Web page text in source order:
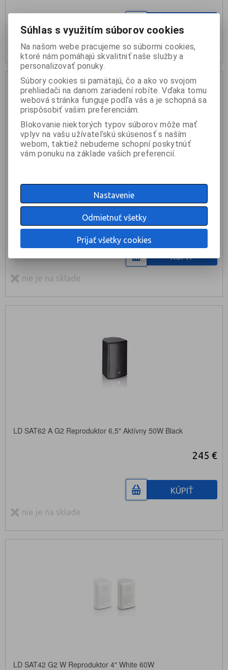
skladom: 1ks
LD SAT62 A G2 W Reproduktor 6,5" Aktívny 50W White
245 €
KÚPIŤ
nie je na sklade
LD SAT62 A G2 Reproduktor 6,5" Aktívny 50W Black
245 €
KÚPIŤ
nie je na sklade
LD SAT42 G2 W Reproduktor 4" White 60W
Súhlas s využitím súborov cookies
Na našom webe pracujeme so súbormi cookies,
ktoré nám pomáhajú skvalitniť naše služby a
personalizovať ponuky.
Súbory cookies si pamätajú, čo a ako vo svojom
prehliadači na danom zariadení robíte. Vďaka tomu
webová stránka funguje podľa vás a je schopná sa
prispôsobiť vašim preferenciám.
Blokovanie niektorých typov súborov môže mať
vplyv na vašu užívateľskú skúsenosť s naším
webom, taktiež nebudeme schopní poskytnúť
vám ponuku na základe vašich preferencií.
Nastavenie
Odmietnuť všetky
Prijať všetky cookies